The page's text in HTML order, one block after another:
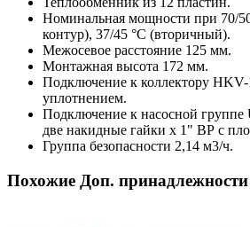
Номинальная мощности при 70/
контур), 37/45 °C (вторичный).
Межосевое расстояние 125 мм.
Монтажная высота 172 мм.
Подключение к коллектору
уплотнением.
Подключение к насосной
две накидные гайки х 1" ВР с
Группа безопасности 2,14 м3/ч.
Похожие Доп. принадлежности